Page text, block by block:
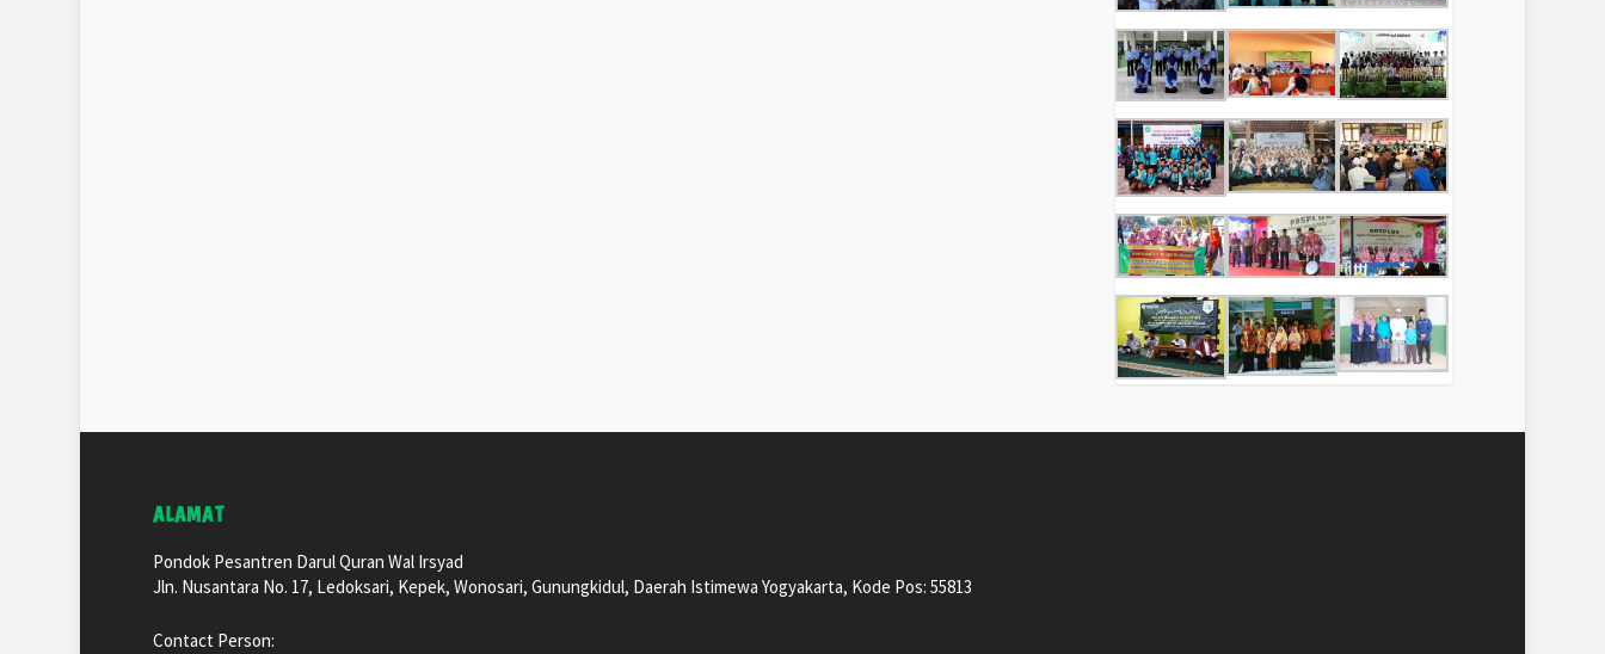
ALAMAT
Pondok Pesantren Darul Quran Wal Irsyad
Jln. Nusantara No. 17, Ledoksari, Kepek, Wonosari, Gunungkidul, Daerah Istimewa Yogyakarta, Kode Pos: 55813
Contact Person: